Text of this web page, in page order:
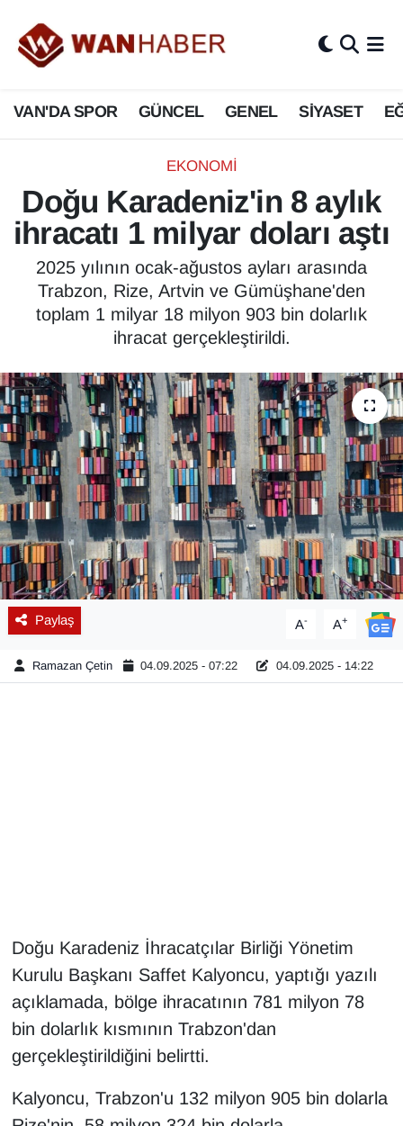
VAN'DA SPOR GÜNCEL GENEL SİYASET
EKONOMİ
Doğu Karadeniz'in 8 aylık
ihracatı 1 milyar doları aştı
2025 yılının ocak-ağustos ayları arasında
Trabzon, Rize, Artvin ve Gümüşhane'den
toplam 1 milyar 18 milyon 903 bin dolarlık
ihracat gerçekleştirildi.
Paylaş A- A+
Ramazan Çetin 04.09.2025 - 07:22 04.09.2025 - 14:22
Doğu Karadeniz İhracatçılar Birliği Yönetim
Kurulu Başkanı Saffet Kalyoncu, yaptığı yazılı
açıklamada, bölge ihracatının 781 milyon 78
bin dolarlık kısmının Trabzon'dan
gerçekleştirildiğini belirtti.
Kalyoncu, Trabzon'u 132 milyon 905 bin dolarla
3.SAYFA
ASAYİŞ
BİLİM VE TEKNOLOJİ
Biyografi
ÇEVRE
Dernekler, Odalar
Diğer
DÜNYA
EĞİTİM
EKONOMİ
Eleman
Emlak
HABERDE İNSAN
İngilizce
Kadın
Van Nöbetçi Eczaneler
Van Hava Durumu
Van Namaz Vakitleri
Van Trafik Yoğunluk Haritası
Süper Lig Puan Durumu ve Fikstür
Tüm Manşetler
Son Dakika Haberleri
Haber Arşivi